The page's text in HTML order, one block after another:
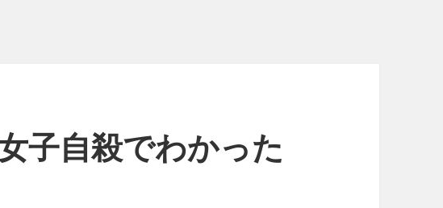
子自殺でわかった